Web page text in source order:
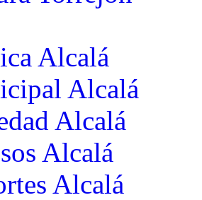
Alcalá
Alcalá
Alcalá
Alcalá
Alcalá